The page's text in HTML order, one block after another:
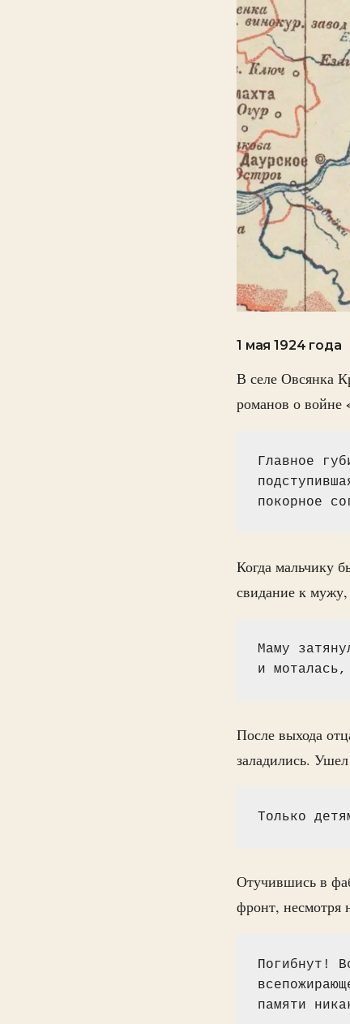
1 мая 1924 года
В селе Овсянка
романов о войне
Главное
покорное
Когда мальчику
свидание к мужу,
Маму
и
После выхода
заладились.
Только
Отучившись в
фронт, несмотря
Погибнут!
памяти